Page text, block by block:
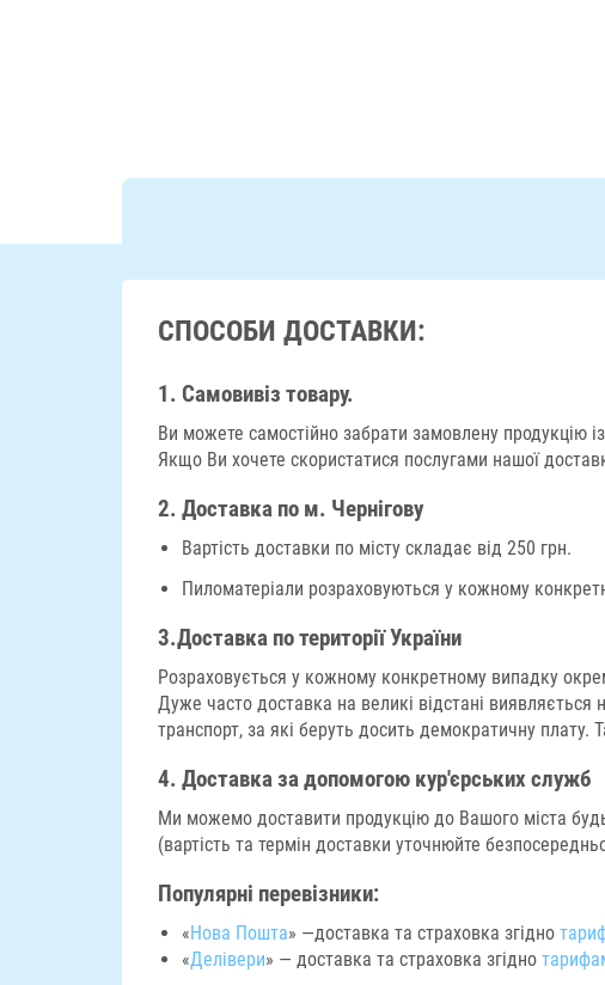
СПОСОБИ ДОСТАВКИ:
1. Самовивіз товару.
Ви можете самостійно забрати замовлену продукцію
Якщо Ви хочете скористатися послугами нашої
2. Доставка по м. Чернігову
Вартість доставки по місту складає від 250 грн.
Пиломатеріали розраховуються у кожному
3.Доставка по території України
Розраховується у кожному конкретному випадку
Дуже часто доставка на великі відстані
транспорт, за які беруть досить демократичну плату.
4. Доставка за допомогою кур'єрських служб
Ми можемо доставити продукцію до Вашого міста
(вартість та термін доставки уточнюйте
Популярні перевізники:
«Нова Пошта» —доставка та страховка згідно
«Делівери» — доставка та страховка згідно